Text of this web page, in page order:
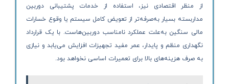
از منظر اقتصادی نیز، استفاده از خدمات پشتیبانی دوربین
مداربسته بسیار به‌صرفه‌تر از تعویض کامل سیستم یا وقوع خسارات
مالی سنگین به‌علت عملکرد نامناسب دوربین‌هاست. با یک قرارداد
نگهداری منظم و پایدار، عمر مفید تجهیزات افزایش می‌یابد و نیازی
به صرف هزینه‌های بالا برای تعمیرات اساسی نخواهد بود.